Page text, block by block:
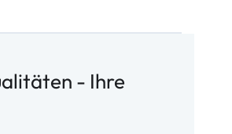
- Ihre